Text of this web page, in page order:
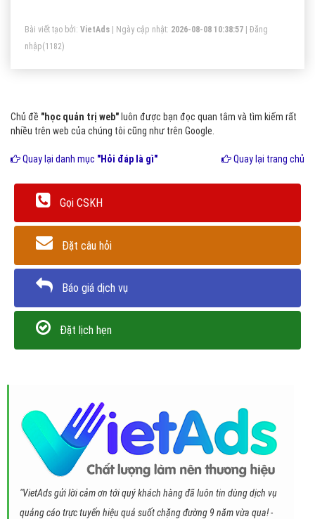
Bài viết tạo bởi: VietAds | Ngày cập nhật: 2026-08-08 10:38:57
Đăng
nhập(1182)
Chủ đề "học quản trị web" luôn được bạn đọc quan tâm và tìm kiếm rất
nhiều trên web của chúng tôi cũng như trên Google.
Quay lại danh mục "Hỏi đáp là gì" Quay lại trang chủ
Gọi CSKH
Đặt câu hỏi
Báo giá dịch vụ
Đặt lịch hẹn
"VietAds gửi lời cảm ơn tới quý khách hàng đã luôn tin dùng dịch vụ
quảng cáo trực tuyến hiệu quả suốt chặng đường 9 năm vừa qua! -